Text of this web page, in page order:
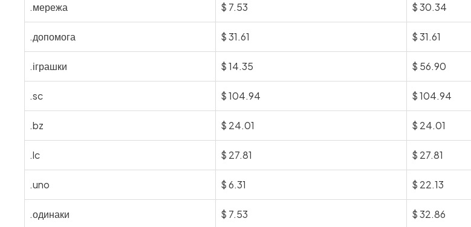
.мережа $ 7.53 $30.34
.допомога $31.61 $31.61
.іграшки $14.35 $ 56.90
.sc $104.94 $104.94
.bz $ 24.01 $ 24.01
.lc $ 27.81 $ 27.81
.uno $6.31 $ 22.13
.одинаки $ 7.53 $32.86